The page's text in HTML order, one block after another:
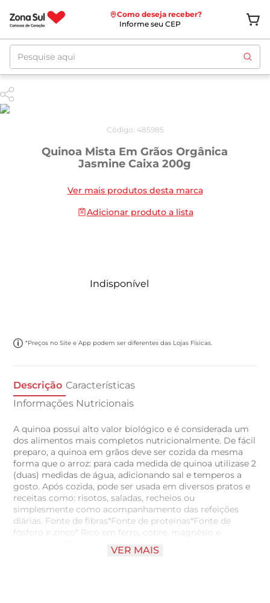
Como deseja receber?
Informe seu CEP
Pesquise aqui
Código: 485985
Quinoa Mista Em Grãos Orgânica
Jasmine Caixa 200g
Ver mais produtos desta marca
Adicionar produto a lista
Indisponível
*Preços no Site e App podem ser diferentes das Lojas Físicas.
Descrição Características
Informações Nutricionais
A quinoa possui alto valor biológico e é considerada um
dos alimentos mais completos nutricionalmente. De fácil
preparo, a quinoa em grãos deve ser cozida da mesma
forma que o arroz: para cada medida de quinoa utilizase 2
(duas) medidas de água, adicionando sal e temperos a
gosto. Após cozida, pode ser usada em diversos pratos e
receitas como: risotos, saladas, recheios ou
simplesmente como acompanhamento das refeições
diárias. Fonte de fibras*Fonte de proteínas*Fonte de
fósforo e zinco* Rico em ferro, cobre, magnésio e
manganês* *Presentes naturalmente nos
ingredientes Porção de 45 g (¼ de xícara) = 171 kcal.
VER MAIS